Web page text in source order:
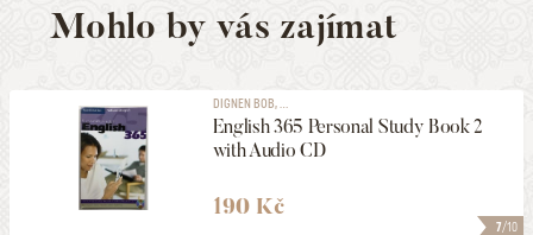
Mohlo by vás zajímat
7/10
DIGNEN BOB, ...
English 365 Personal Study Book 2
with Audio CD
190 Kč